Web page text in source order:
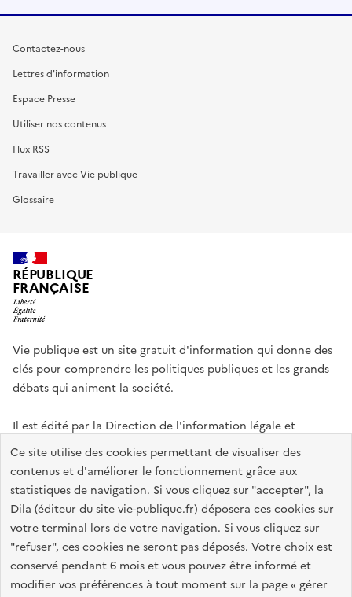
Ce site utilise des cookies permettant de visualiser des
contenus et d'améliorer le fonctionnement grâce aux
statistiques de navigation. Si vous cliquez sur "accepter", la
Dila (éditeur du site vie-publique.fr) déposera ces cookies sur
votre terminal lors de votre navigation. Si vous cliquez sur
"refuser", ces cookies ne seront pas déposés. Votre choix est
conservé pendant 6 mois et vous pouvez être informé et
modifier vos préférences à tout moment sur la page « gérer
Contactez-nous
Lettres d'information
Espace Presse
Utiliser nos contenus
Flux RSS
Travailler avec Vie publique
Glossaire
RÉPUBLIQUE
FRANÇAISE
Vie publique est un site gratuit d'information qui donne des
clés pour comprendre les politiques publiques et les grands
débats qui animent la société.
Il est édité par la Direction de l'information légale et
administrative
legifrance.gouv.fr info.gouv.fr
data.gouv.fr
service-public.gouv.fr
Accessibilité : totalement conforme Données personnelles